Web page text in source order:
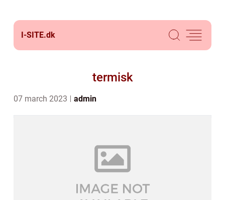
I-SITE.dk
termisk
07 march 2023 admin